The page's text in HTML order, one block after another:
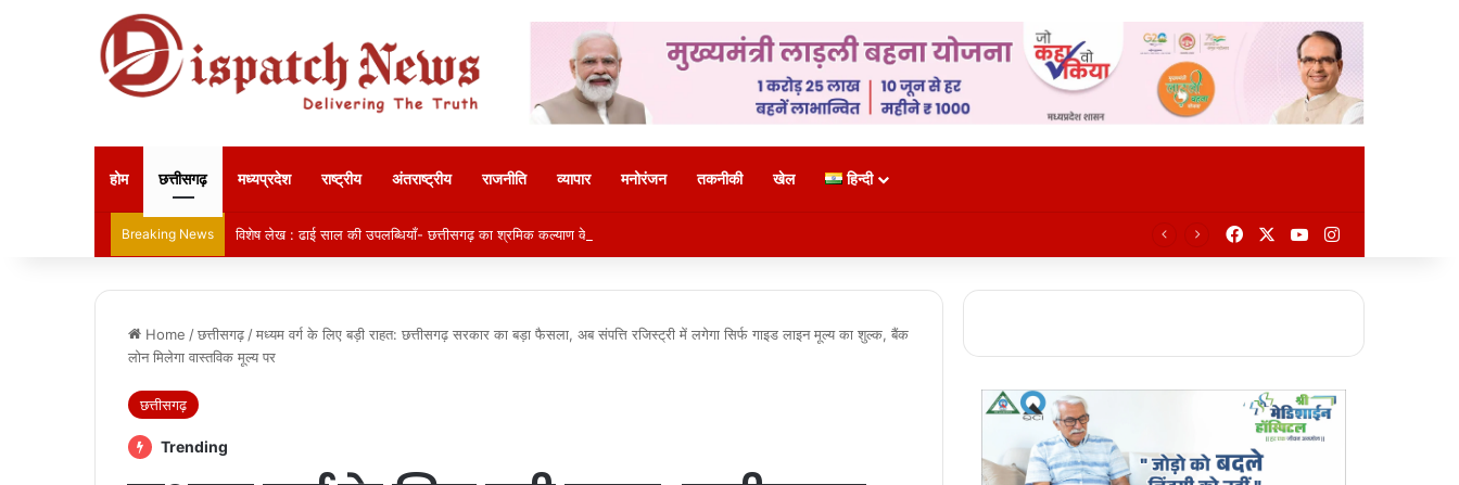
होम छत्तीसगढ़ मध्यप्रदेश राष्ट्रीय अंतराष्ट्रीय राजनीति व्यापार मनोरंजन तकनीकी खेल हिन्दी
Breaking News विशेष लेख : ढाई साल की उपलब्धियाँ- छत्तीसगढ़ का श्रमिक कल्याण के क्षेत्र में नई पहचान FacebookYouTubeInstagram
Home /छत्तीसगढ़ /मध्यम वर्ग के लिए बड़ी राहत: छत्तीसगढ़ सरकार का बड़ा फैसला, अब संपत्ति रजिस्ट्री में लगेगा सिर्फ गाइड लाइन मूल्य का शुल्क, बैंक
लोन मिलेगा वास्तविक मूल्य पर
छत्तीसगढ़
Trending